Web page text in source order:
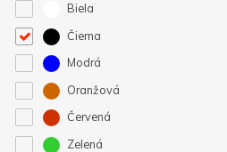
Biela
Čierna
Modrá
Oranžová
Červená
Zelená